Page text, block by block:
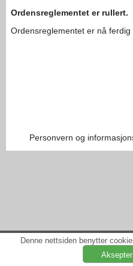
Ordensreglementet er rullert.
Ordensreglementet er nå ferdig
Personvern og
Denne nettsiden benytter